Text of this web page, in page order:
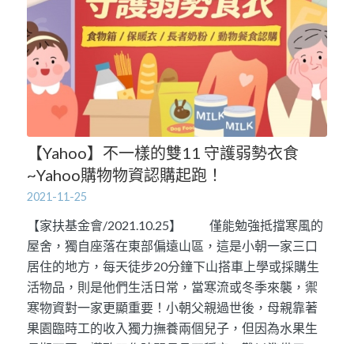
【Yahoo】不一樣的雙11 守護弱勢衣食
~Yahoo購物物資認購起跑！
2021-11-25
【家扶基金會/2021.10.25】 僅能勉強抵擋寒風的
屋舍，獨自座落在東部偏遠山區，這是小朝一家三口
居住的地方，每天徒步20分鐘下山搭車上學或採購生
活物品，則是他們生活日常，當寒流或冬季來襲，禦
寒物資對一家更顯重要！小朝父親過世後，母親靠著
果園臨時工的收入獨力撫養兩個兒子，但因為水果生